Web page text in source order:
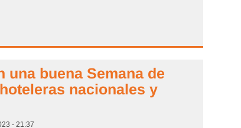
una buena Semana de
nacionales y
- 21:37